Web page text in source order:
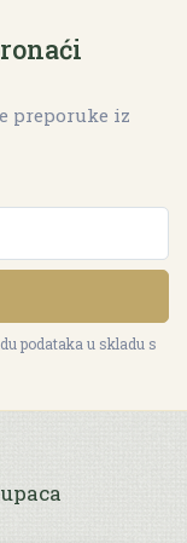
preporuke iz
podataka u skladu s